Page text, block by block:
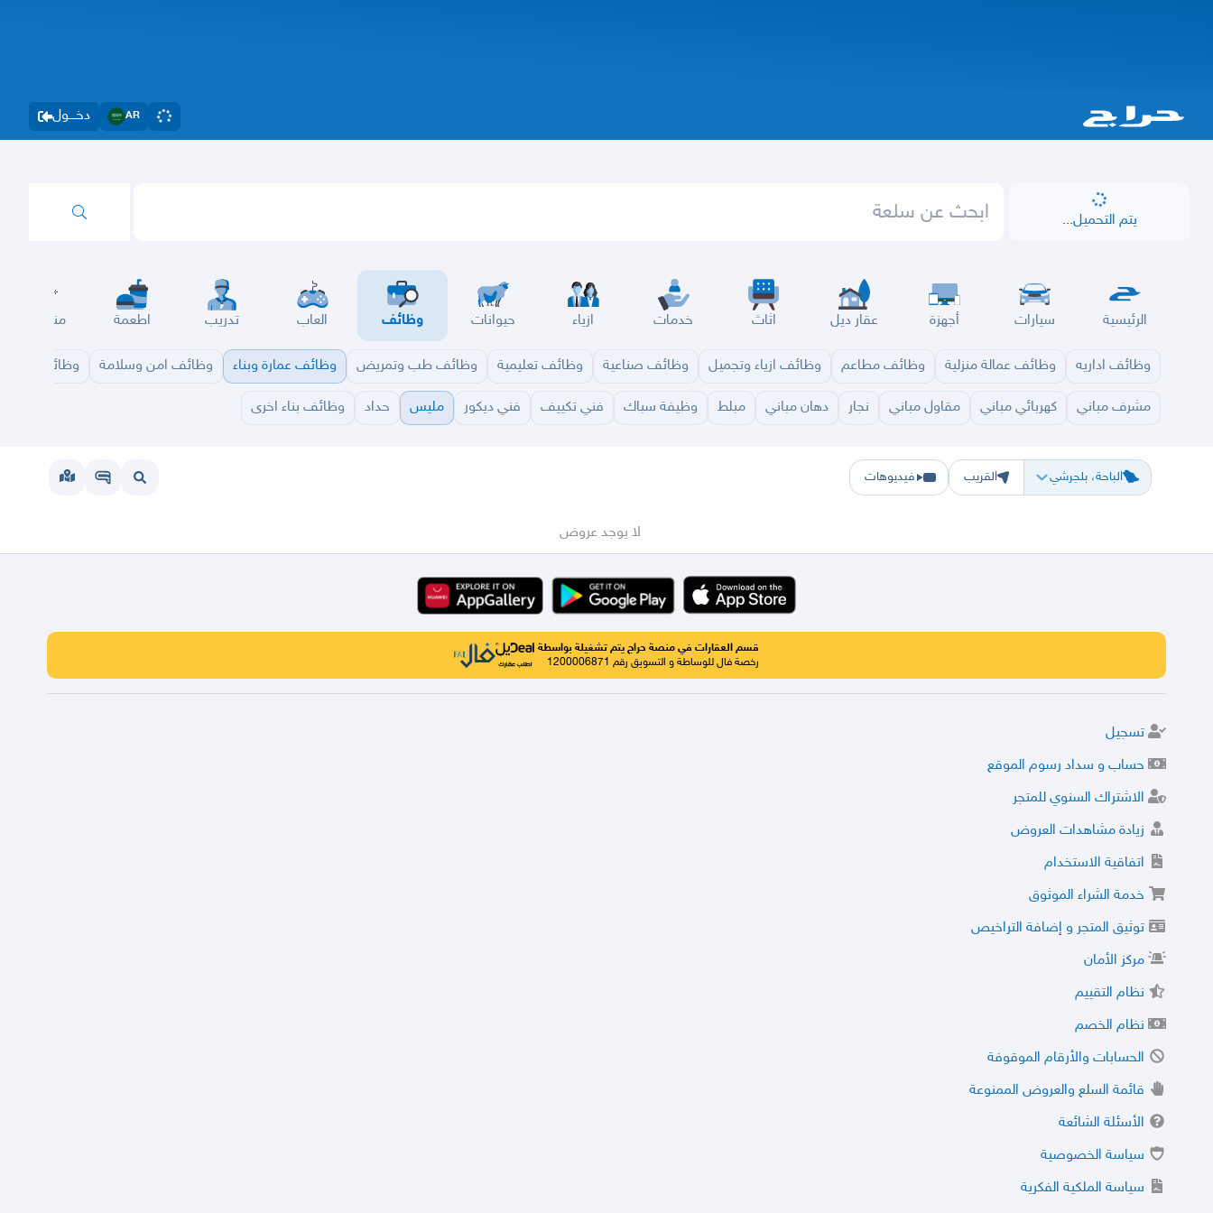
دخــــول AR
يتم التحميل...
الرئيسية سيارات أجهزة عقار ديل اثاث خدمات ازياء حيوانات وظائف العاب تدريب اطعمة مناسبات
وظائف اداريه وظائف عمالة منزلية وظائف مطاعم وظائف ازياء وتجميل وظائف صناعية وظائف تعليمية وظائف طب وتمريض وظائف عمارة وبناء وظائف امن وسلامة وظائف
مشرف مباني كهربائي مباني مقاول مباني نجار دهان مباني مبلط وظيفة سباك فني تكييف فني ديكور مليس حداد وظائف بناء اخرى
الباحة، بلجرشي
الرياضالشرقيه جده حفر الباطن المدينة القصيم
القريب فيديوهات
لا يوجد عروض
قسم العقارات في منصة حراج يتم تشغيلة بواسطة
رخصة فال للوساطة و التسويق رقم 1200006871
تسجيل
حساب و سداد رسوم الموقع
الاشتراك السنوي للمتجر
زيادة مشاهدات العروض
اتفاقية الاستخدام
خدمة الشراء الموثوق
توثيق المتجر و إضافة التراخيص
مركز الأمان
نظام التقييم
نظام الخصم
الحسابات والأرقام الموقوفة
قائمة السلع والعروض الممنوعة
الأسئلة الشائعة
سياسة الخصوصية
سياسة الملكية الفكرية